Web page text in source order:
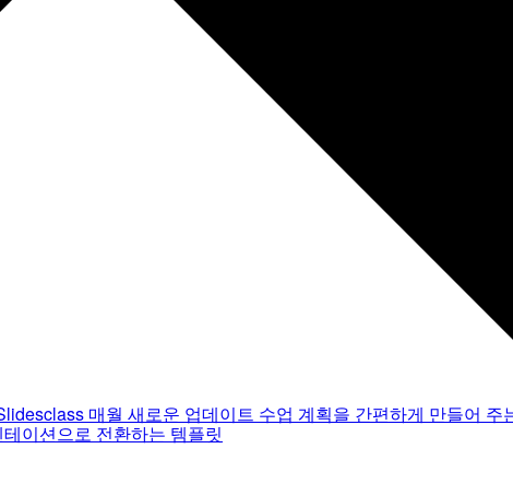
매월 새로운 업데이트 수업 계획을 간편하게 만들어 주
이션으로 전환하는 템플릿